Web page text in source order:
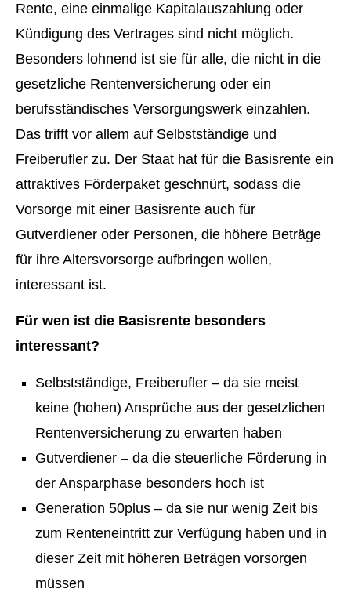
Rente, eine einmalige Kapitalauszahlung oder
Kündigung des Vertrages sind nicht möglich.
Besonders lohnend ist sie für alle, die nicht in die
gesetzliche Rentenversicherung oder ein
berufsständisches Versorgungswerk einzahlen.
Das trifft vor allem auf Selbstständige und
Freiberufler zu. Der Staat hat für die Basisrente ein
attraktives Förderpaket geschnürt, sodass die
Vorsorge mit einer Basisrente auch für
Gutverdiener oder Per­sonen, die höhere Beträge
für ihre Alters­vorsorge aufbringen wollen,
interessant ist.
Für wen ist die Basisrente besonders
interessant?
Selbstständige, Freiberufler – da sie meist
keine (hohen) Ansprüche aus der gesetzlichen
Rentenversicherung zu erwarten haben
Gutverdiener – da die steuerliche Förderung in
der Ansparphase besonders hoch ist
Generation 50plus – da sie nur wenig Zeit bis
zum Renteneintritt zur Verfügung haben und in
dieser Zeit mit höheren Beträgen vorsorgen
müssen